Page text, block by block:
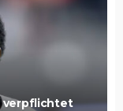
verpflichtet